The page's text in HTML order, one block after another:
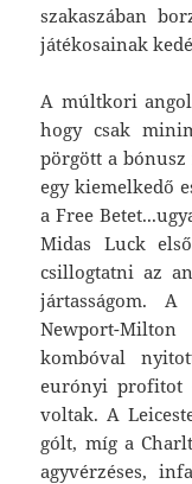
szakaszában
játékosainak
A múltkori
hogy csak
pörgött a bónusz
egy kiemelkedő
a Free
Midas Luck
csillogtatni az
jártasságom. A
Newport-
kombóval
eurónyi profitot
voltak. A
gólt, míg a
agyvérzéses,